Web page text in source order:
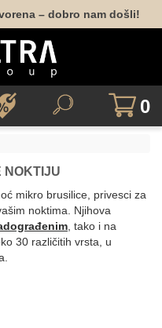
– dobro nam došli!
0
NOKTIJU
mikro brusilice, privesci za
noktima. Njihova
, tako i na
30 različitih vrsta, u